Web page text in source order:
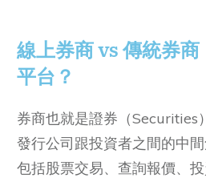
線上券商 vs 傳統券
平台？
券商也就是證券（Securities
發行公司跟投資者之間的中
包括股票交易、查詢報價、